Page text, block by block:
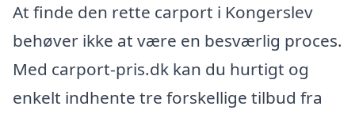
At finde den rette carport i Kongerslev
behøver ikke at være en besværlig proces.
Med carport-pris.dk kan du hurtigt og
enkelt indhente tre forskellige tilbud fra